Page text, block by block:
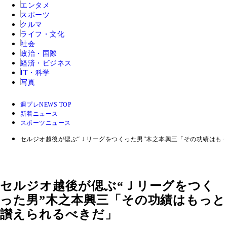
エンタメ
スポーツ
クルマ
ライフ・文化
社会
政治・国際
経済・ビジネス
IT・科学
写真
週プレNEWS TOP
新着ニュース
スポーツニュース
セルジオ越後が偲ぶ“Ｊリーグをつくった男”木之本興三「その功績はも
セルジオ越後が偲ぶ“Ｊリーグをつく
った男”木之本興三「その功績はもっと
讃えられるべきだ」